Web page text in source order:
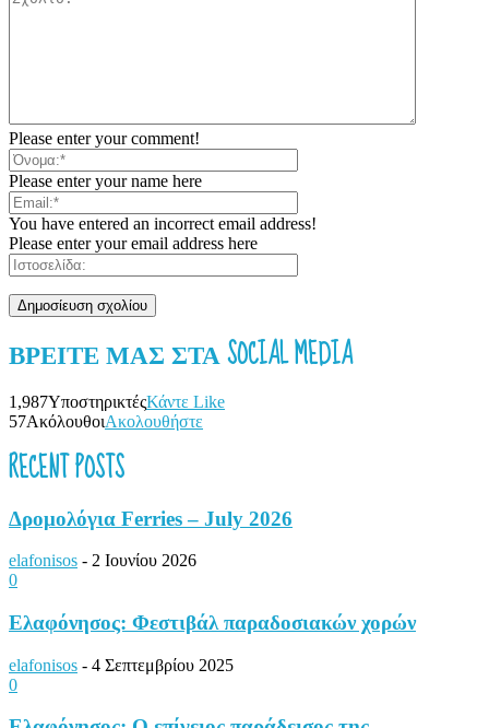
Please enter your comment!
Please enter your name here
You have entered an incorrect email address!
Please enter your email address here
ΒΡΕΊΤΕ ΜΑΣ ΣΤΑ SOCIAL MEDIA
1,987ΥποστηρικτέςΚάντε Like
57ΑκόλουθοιΑκολουθήστε
RECENT POSTS
Δρομολόγια Ferries – July 2026
elafonisos - 2 Ιουνίου 2026
0
Ελαφόνησος: Φεστιβάλ παραδοσιακών χορών
elafonisos - 4 Σεπτεμβρίου 2025
0